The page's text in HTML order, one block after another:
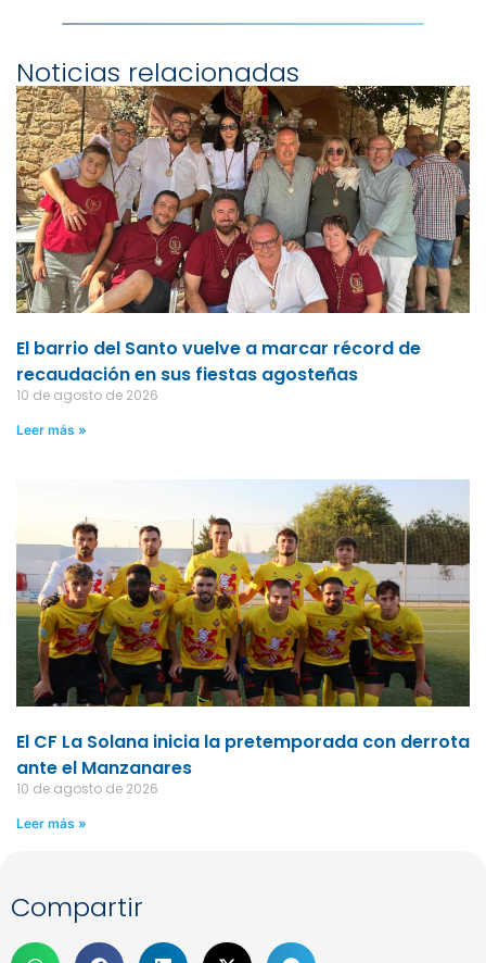
Noticias relacionadas
El barrio del Santo vuelve a marcar récord de
recaudación en sus fiestas agosteñas
10 de agosto de 2026
Leer más »
El CF La Solana inicia la pretemporada con derrota
ante el Manzanares
10 de agosto de 2026
Leer más »
Compartir